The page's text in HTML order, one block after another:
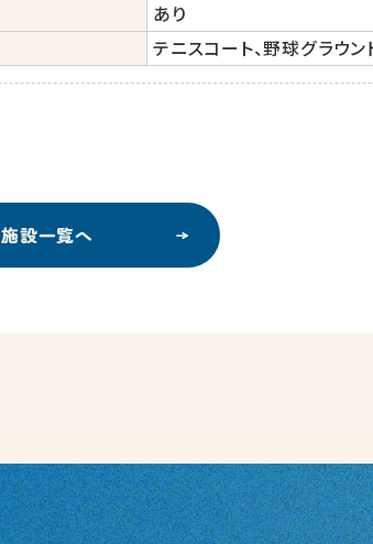
あり
テニスコート、野球グラウン
施設一覧へ